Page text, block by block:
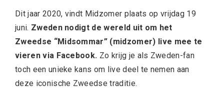
Dit jaar 2020, vindt Midzomer plaats op vrijdag 19
juni. Zweden nodigt de wereld uit om het
Zweedse “Midsommar” (midzomer) live mee te
vieren via Facebook. Zo krijg je als Zweden-fan
toch een unieke kans om live deel te nemen aan
deze iconische Zweedse traditie.